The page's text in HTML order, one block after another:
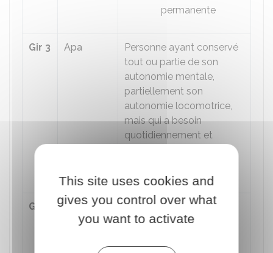
permanente
Gir 3 Apa
Personne ayant conservé
tout ou partie de son
autonomie mentale,
partiellement son
autonomie locomotrice,
mais qui a besoin
quotidiennement et
corporels
Gir 4 Apa
Soit personne
n'assumant pas
transferts mais
This site uses cookies and
gives you control over what
you want to activate